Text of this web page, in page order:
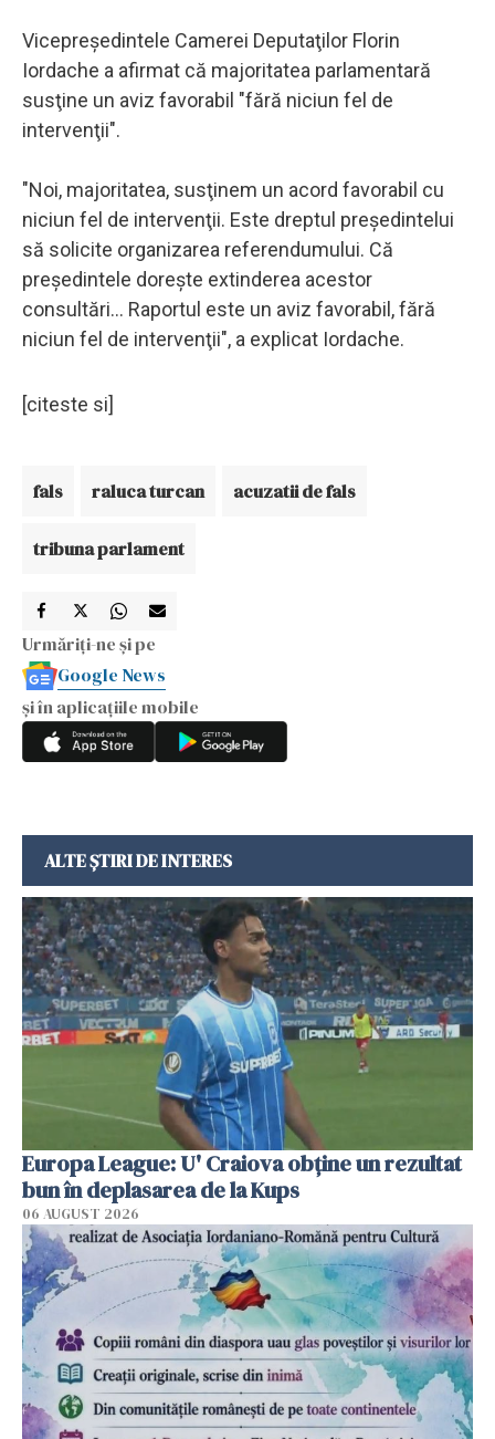
Vicepreşedintele Camerei Deputaţilor Florin
Iordache a afirmat că majoritatea parlamentară
susţine un aviz favorabil "fără niciun fel de
intervenţii".
"Noi, majoritatea, susţinem un acord favorabil cu
niciun fel de intervenţii. Este dreptul preşedintelui
să solicite organizarea referendumului. Că
preşedintele doreşte extinderea acestor
consultări... Raportul este un aviz favorabil, fără
niciun fel de intervenţii", a explicat Iordache.
[citeste si]
fals raluca turcan acuzatii de fals
tribuna parlament
Urmăriți-ne și pe
Google News
și în aplicațiile mobile
ALTE ȘTIRI DE INTERES
Europa League: U' Craiova obține un rezultat
bun în deplasarea de la Kups
06 AUGUST 2026